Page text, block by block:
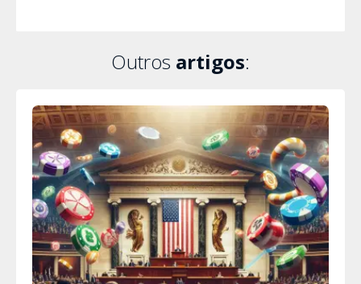
Outros artigos: